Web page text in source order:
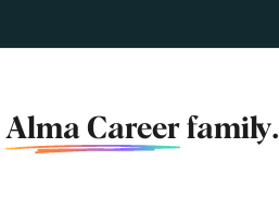
Alma Careerfamily.